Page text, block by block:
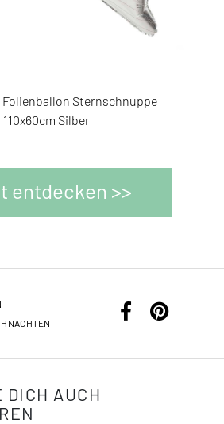
Folienballon Sternschnuppe
110x60cm Silber3545690
entdecken >>
DICH AUCH